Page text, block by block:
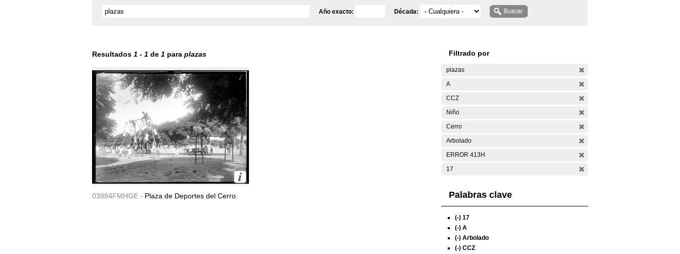
Año exacto: Década:
Resultados 1 - 1 de 1 para plazas
03884FMHGE - Plaza de Deportes del Cerro.
Filtrado por
plazas
A
CCZ
Niño
Cerro
Arbolado
ERROR 413H
17
Palabras clave
(-) 17
(-) A
(-) Arbolado
(-) CCZ